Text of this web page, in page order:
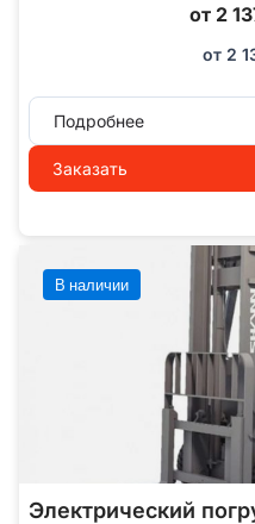
от 2
от 2
Подробнее
Заказать
В наличии
Электрический